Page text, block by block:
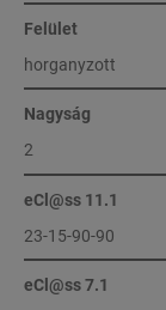
Felület
horganyzott
Nagyság
2
eCl@ss 11.1
23-15-90-90
eCl@ss 7.1